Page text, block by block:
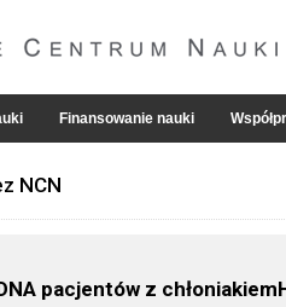
Finansowanie nauki
NCN
pacjentów z